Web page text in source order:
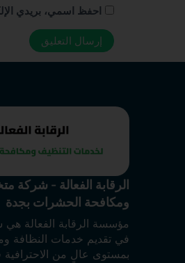
احفظ اسمي، بريدي
الرقابة الفعالة - شركة
ومكافحة الحشرات بجدة
مؤسسة الرقابة الفعالة
في تقديم خدمات النظافة
بمستوى عالٍ من الاحترافية